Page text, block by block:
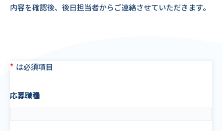
内容を確認後、後日担当者からご連絡させていただきます。
は必須項目
応募職種